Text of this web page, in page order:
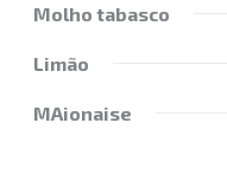
Molho tabasco
Limão
MAionaise